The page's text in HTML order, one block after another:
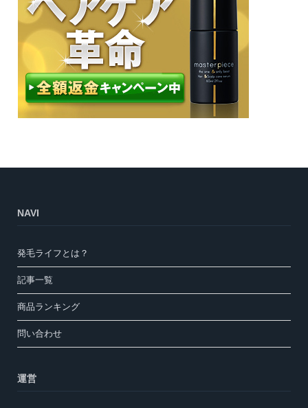
NAVI
発毛ライフとは？
記事一覧
商品ランキング
問い合わせ
運営